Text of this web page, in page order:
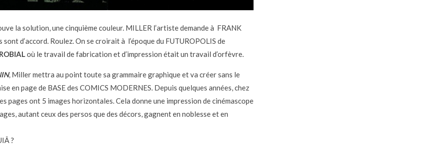
la solution, une cinquième couleur. MILLER l’artiste demande à FRANK
sont d’accord. Roulez. On se croirait à l’époque du FUTUROPOLIS de
où le travail de fabrication et d’impression était un travail d’orfèvre.
, Miller mettra au point toute sa grammaire graphique et va créer sans le
en page de BASE des COMICS MODERNES. Depuis quelques années, chez
pages ont 5 images horizontales. Cela donne une impression de cinémascope
autant ceux des persos que des décors, gagnent en noblesse et en
?